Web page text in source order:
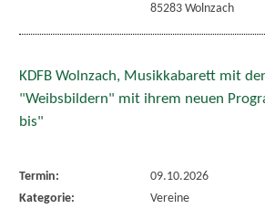
85283 Wolnzach
KDFB Wolnzach, Musikkabarett mit
"Weibsbildern" mit ihrem neuen
bis"
Termin:
09.10.2026
Kategorie:
Vereine